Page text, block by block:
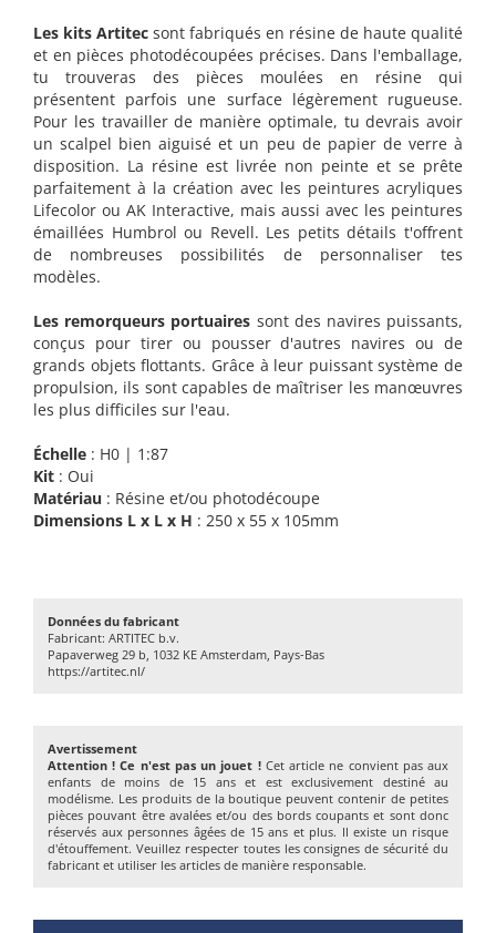
Les kits Artitec sont fabriqués en résine de haute qualité
et en pièces photodécoupées précises. Dans l'emballage,
tu trouveras des pièces moulées en résine qui
présentent parfois une surface légèrement rugueuse.
Pour les travailler de manière optimale, tu devrais avoir
un scalpel bien aiguisé et un peu de papier de verre à
disposition. La résine est livrée non peinte et se prête
parfaitement à la création avec les peintures acryliques
Lifecolor ou AK Interactive, mais aussi avec les peintures
émaillées Humbrol ou Revell. Les petits détails t'offrent
de nombreuses possibilités de personnaliser tes
modèles.
Les remorqueurs portuaires sont des navires puissants,
conçus pour tirer ou pousser d'autres navires ou de
grands objets flottants. Grâce à leur puissant système de
propulsion, ils sont capables de maîtriser les manœuvres
les plus difficiles sur l'eau.
Échelle : H0 | 1:87
Kit : Oui
Matériau : Résine et/ou photodécoupe
Dimensions L x L x H : 250 x 55 x 105mm
Données du fabricant
Fabricant: ARTITEC b.v.
Papaverweg 29 b, 1032 KE Amsterdam, Pays-Bas
https://artitec.nl/
Avertissement
Attention ! Ce n'est pas un jouet ! Cet article ne convient pas aux
enfants de moins de 15 ans et est exclusivement destiné au
modélisme. Les produits de la boutique peuvent contenir de petites
pièces pouvant être avalées et/ou des bords coupants et sont donc
réservés aux personnes âgées de 15 ans et plus. Il existe un risque
d'étouffement. Veuillez respecter toutes les consignes de sécurité du
fabricant et utiliser les articles de manière responsable.